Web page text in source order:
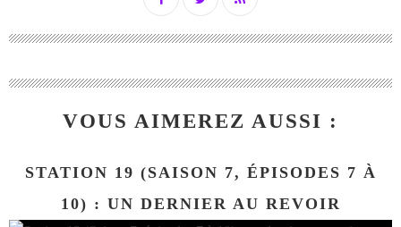
VOUS AIMEREZ AUSSI :
STATION 19 (SAISON 7, ÉPISODES 7 À
10) : UN DERNIER AU REVOIR